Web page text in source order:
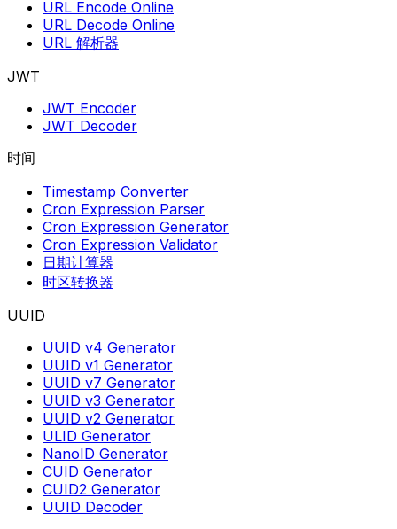
URL Encode Online
URL Decode Online
URL 解析器
JWT
JWT Encoder
JWT Decoder
时间
Timestamp Converter
Cron Expression Parser
Cron Expression Generator
Cron Expression Validator
日期计算器
时区转换器
UUID
UUID v4 Generator
UUID v1 Generator
UUID v7 Generator
UUID v3 Generator
UUID v2 Generator
ULID Generator
NanoID Generator
CUID Generator
CUID2 Generator
UUID Decoder